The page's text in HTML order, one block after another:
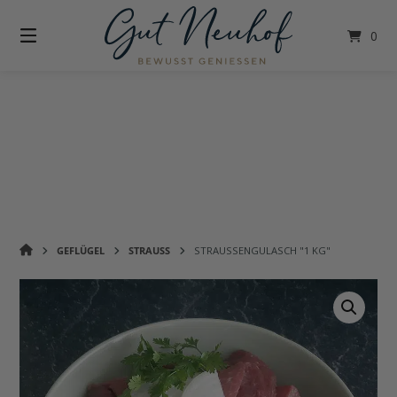
zum
Inhalt
0
GUT
GEFLÜGEL STRAUSS STRAUSSENGULASCH "1 KG"